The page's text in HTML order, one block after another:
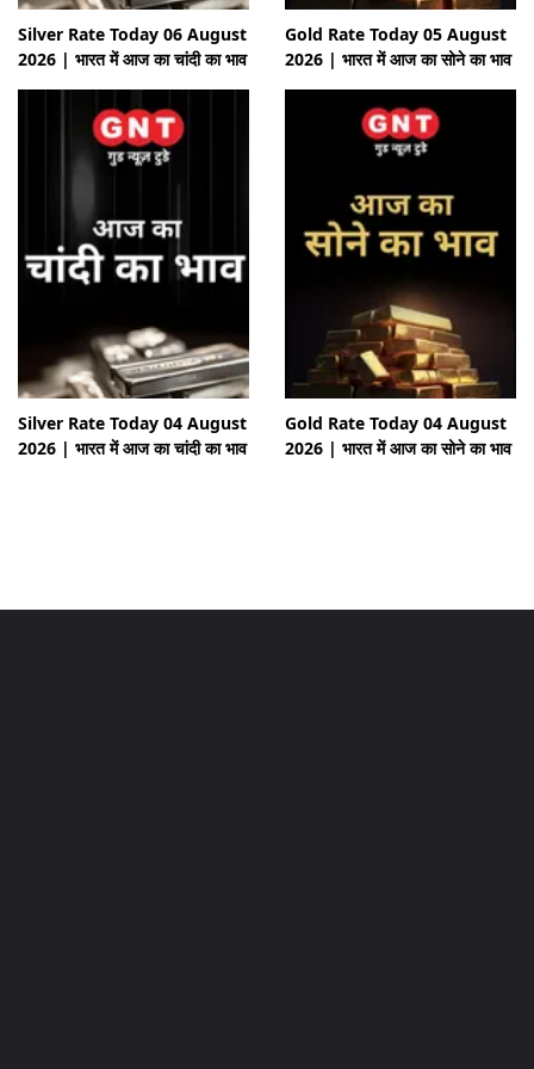
Silver Rate Today 06 August
2026 | भारत में आज का चांदी का भाव
Gold Rate Today 05 August
2026 | भारत में आज का सोने का भाव
Silver Rate Today 04 August
2026 | भारत में आज का चांदी का भाव
Gold Rate Today 04 August
2026 | भारत में आज का सोने का भाव